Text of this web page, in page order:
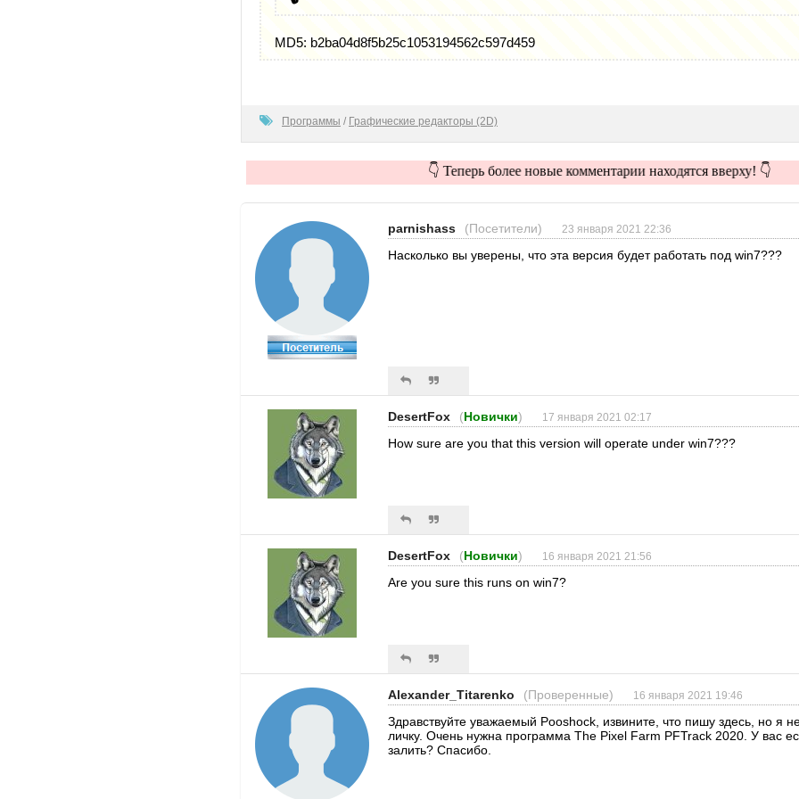
MD5: b2ba04d8f5b25c1053194562c597d459
Программы / Графические редакторы (2D)
👇 Теперь более новые комментарии находятся вверху! 👇
parnishass (Посетители) 23 января 2021 22:36
Насколько вы уверены, что эта версия будет работать под win7???
DesertFox (Новички) 17 января 2021 02:17
How sure are you that this version will operate under win7???
DesertFox (Новички) 16 января 2021 21:56
Are you sure this runs on win7?
Alexander_Titarenko (Проверенные) 16 января 2021 19:46
Здравствуйте уважаемый Pooshock, извините, что пишу здесь, но я
личку. Очень нужна программа The Pixel Farm PFTrack 2020. У вас
залить? Спасибо.